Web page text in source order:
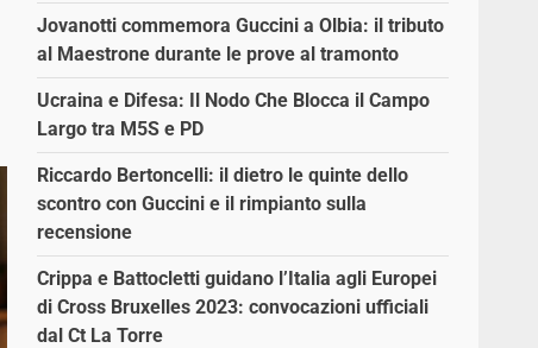
Jovanotti commemora Guccini a Olbia: il tributo
al Maestrone durante le prove al tramonto
Ucraina e Difesa: Il Nodo Che Blocca il Campo
Largo tra M5S e PD
Riccardo Bertoncelli: il dietro le quinte dello
scontro con Guccini e il rimpianto sulla
recensione
Crippa e Battocletti guidano l’Italia agli Europei
di Cross Bruxelles 2023: convocazioni ufficiali
dal Ct La Torre